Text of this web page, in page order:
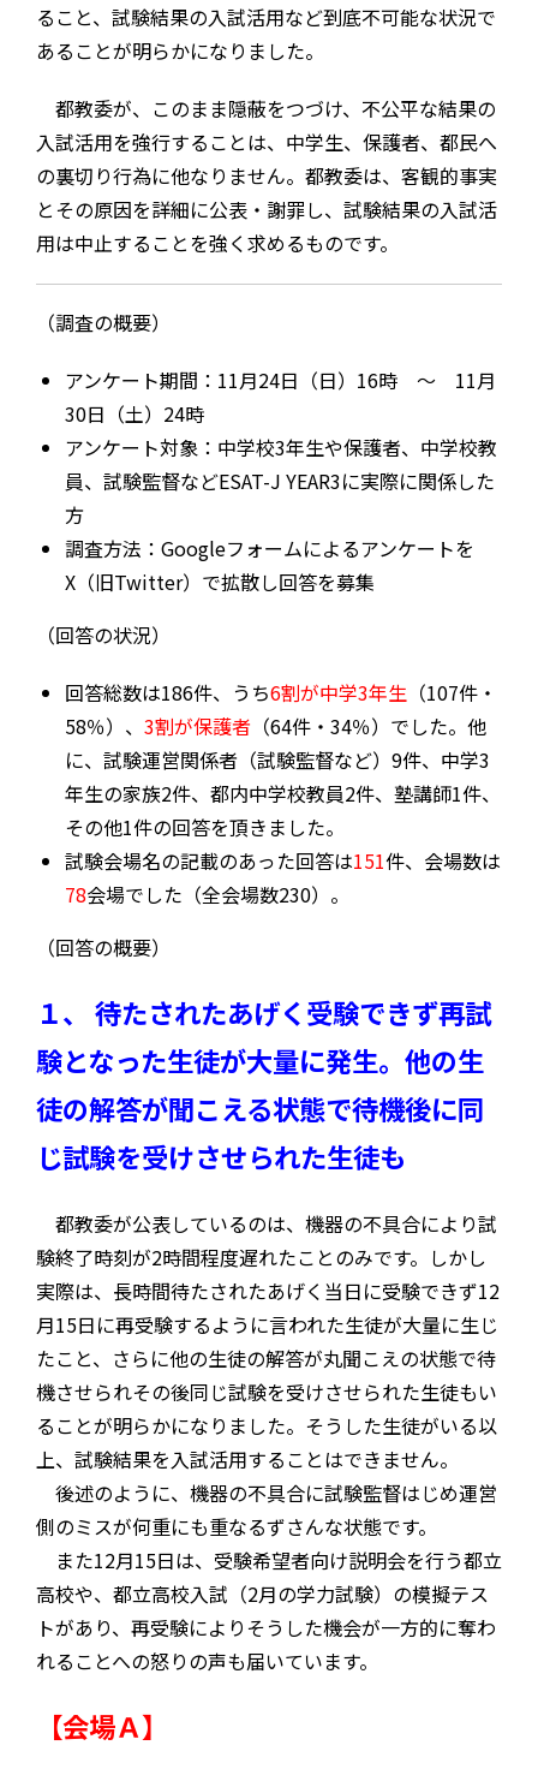
ること、試験結果の入試活用など到底不可能な状況で
あることが明らかになりました。
都教委が、このまま隠蔽をつづけ、不公平な結果の
入試活用を強行することは、中学生、保護者、都民へ
の裏切り行為に他なりません。都教委は、客観的事実
とその原因を詳細に公表・謝罪し、試験結果の入試活
用は中止することを強く求めるものです。
（調査の概要）
アンケート期間：11月24日（日）16時 ～ 11月
30日（土）24時
アンケート対象：中学校3年生や保護者、中学校教
員、試験監督などESAT-J YEAR3に実際に関係した
方
調査方法：Googleフォームによるアンケートを
X（旧Twitter）で拡散し回答を募集
（回答の状況）
回答総数は186件、うち6割が中学3年生 （107件・
58％）、 3割が保護者 （64件・34％）でした。他
に、試験運営関係者（試験監督など）9件、中学3
年生の家族2件、都内中学校教員2件、塾講師1件、
その他1件の回答を頂きました。
試験会場名の記載のあった回答は151件、会場数は
78会場でした（全会場数230）。
（回答の概要）
１、 待たされたあげく受験できず再試
験となった生徒が大量に発生。 他の生
徒の解答が聞こえる状態で待機後に同
じ試験を受けさせられた生徒も
都教委が公表しているのは、機器の不具合により試
験終了時刻が2時間程度遅れたことのみです。しかし
実際は、長時間待たされたあげく当日に受験できず12
月15日に再受験するように言われた生徒が大量に生じ
たこと、さらに他の生徒の解答が丸聞こえの状態で待
機させられその後同じ試験を受けさせられた生徒もい
ることが明らかになりました。そうした生徒がいる以
上、試験結果を入試活用することはできません。
後述のように、機器の不具合に試験監督はじめ運営
側のミスが何重にも重なるずさんな状態です。
また12月15日は、受験希望者向け説明会を行う都立
高校や、都立高校入試（2月の学力試験）の模擬テス
トがあり、再受験によりそうした機会が一方的に奪わ
れることへの怒りの声も届いています。
【会場Ａ】